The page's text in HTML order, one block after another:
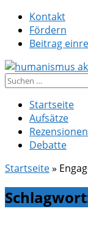
Zum
Inhalt
springen
Kontakt
Fördern
Beitrag
humanismus
Suche
Startseite
Aufsätze
Rezensionen
Debatte
Startseite»